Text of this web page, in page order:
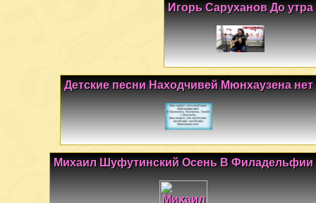
Игорь Саруханов До утра
Детские песни Находчивей Мюнхаузена нет
Михаил Шуфутинский Осень В Филадельфии